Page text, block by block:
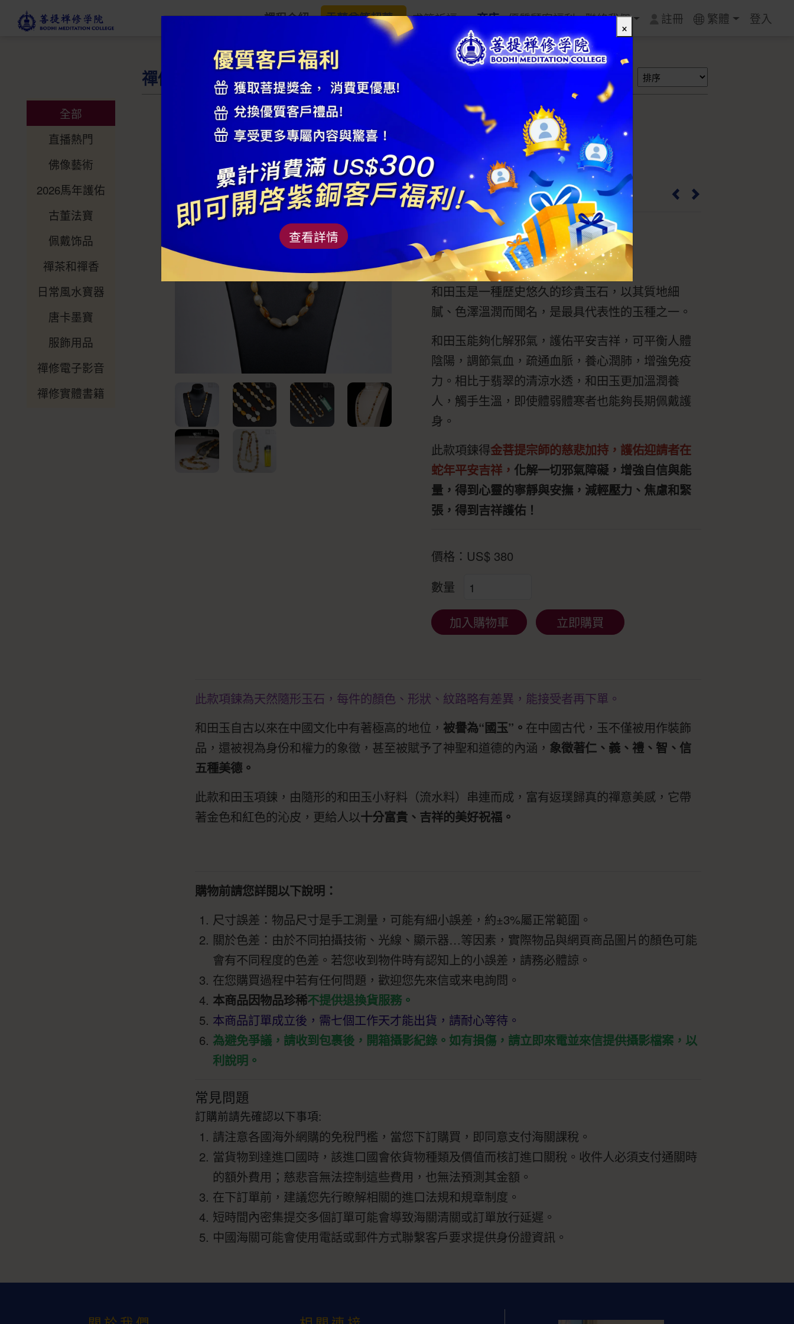
課程介紹 盂蘭盆節超薦 求籤祈福 商店 優質顧客福利 聯絡我們 註冊 繁體 登入
全部
直播熱門
佛像藝術
2026馬年護佑
古董法寶
佩戴饰品
禪茶和禪香
日常風水寶器
唐卡墨寶
服飾用品
禪修電子影音
禪修實體書籍
禪修商店 搜尋
和田玉隨形籽料項鍊 - 中
商品編號： AM24SL04YN3855-M
材質：和田玉
規格：30-40g
和田玉是一種歷史悠久的珍貴玉石，以其質地細
膩、色澤溫潤而聞名，是最具代表性的玉種之一。
和田玉能夠化解邪氣，護佑平安吉祥，可平衡人體
陰陽，調節氣血，疏通血脈，養心潤肺，增強免疫
力。相比于翡翠的清涼水透，和田玉更加溫潤養
人，觸手生溫，即使體弱體寒者也能夠長期佩戴護
身。
此款項鍊得金菩提宗師的慈悲加持，護佑迎請者在
蛇年平安吉祥， 化解一切邪氣障礙，增強自信與能
量，得到心靈的寧靜與安撫，減輕壓力、焦慮和緊
張，得到吉祥護佑！
價格： US$ 380
數量
加入購物車 立即購買
此款項鍊為天然隨形玉石，每件的顏色、形狀、紋路略有差異，能接受者再下單。
和田玉自古以來在中國文化中有著極高的地位， 被譽為“國玉”。 在中國古代，玉不僅被用作裝飾
品，還被視為身份和權力的象徵，甚至被賦予了神聖和道德的內涵， 象徵著仁、義、禮、智、信
五種美德。
此款和田玉項鍊，由隨形的和田玉小籽料（流水料）串連而成，富有返璞歸真的禪意美感，它帶
著金色和紅色的沁皮，更給人以十分富貴、吉祥的美好祝福。
購物前請您詳閱以下說明：
尺寸誤差：物品尺寸是手工測量，可能有細小誤差，約±3%屬正常範圍。
關於色差：由於不同拍攝技術、光線、顯示器…等因素，實際物品與網頁商品圖片的顏色可能
會有不同程度的色差。若您收到物件時有認知上的小誤差，請務必體諒。
在您購買過程中若有任何問題，歡迎您先來信或来电詢問。
本商品因物品珍稀不提供退換貨服務。
本商品訂單成立後，需七個工作天才能出貨，請耐心等待。
為避免爭議，請收到包裹後，開箱攝影紀錄。如有損傷，請立即來電並來信提供攝影檔案，以
利說明。
常見問題
訂購前請先確認以下事項:
請注意各國海外網購的免稅門檻，當您下訂購買，即同意支付海關課稅。
當貨物到達進口國時，該進口國會依貨物種類及價值而核訂進口關稅。收件人必須支付通關時
的額外費用；慈悲音無法控制這些費用，也無法預測其金額。
在下訂單前，建議您先行瞭解相關的進口法規和規章制度。
短時間內密集提交多個訂單可能會導致海關清關或訂單放行延遲。
中國海關可能會使用電話或郵件方式聯繫客戶要求提供身份證資訊。
×
查看詳情